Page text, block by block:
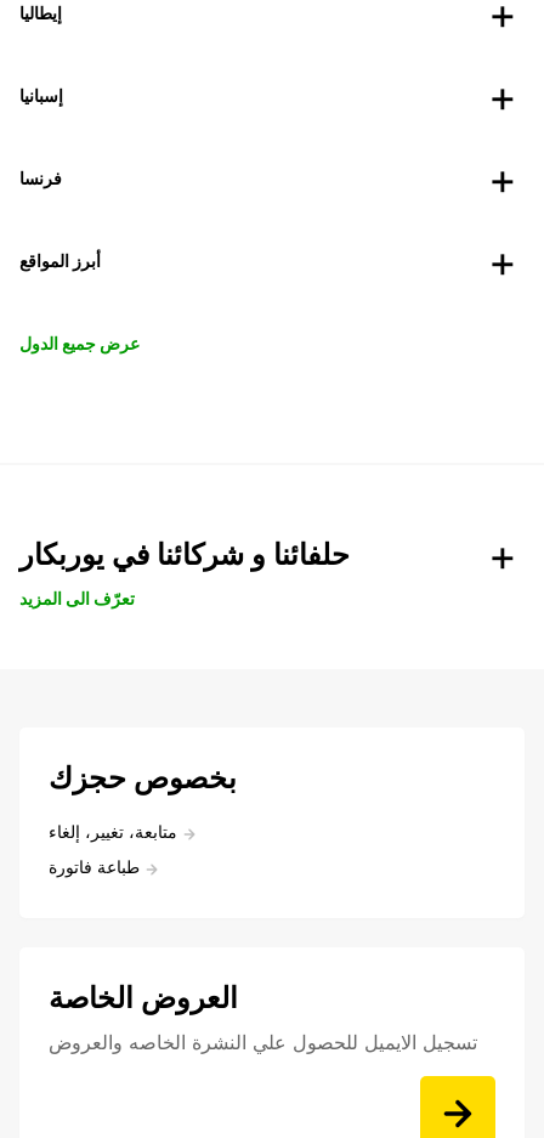
إيطاليا
إسبانيا
فرنسا
أبرز المواقع
عرض جميع الدول
حلفائنا و شركائنا في يوربكار
تعرّف الى المزيد
بخصوص حجزك
متابعة، تغيير، إلغاء
طباعة فاتورة
العروض الخاصة
تسجيل الايميل للحصول علي النشرة الخاصه والعروض